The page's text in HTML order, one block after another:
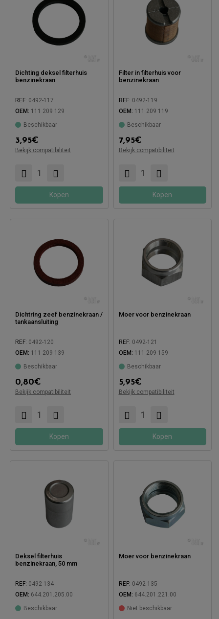
Dichting deksel filterhuis
benzinekraan
REF: 0492-117
OEM: 111 209 129
Beschikbaar
3,95€
Bekijk compatibiliteit
Compatibel met:
Kopen
Filter in filterhuis voor
benzinekraan
REF: 0492-119
OEM: 111 209 119
Beschikbaar
7,95€
Bekijk compatibiliteit
Compatibel met:
Kopen
Dichtring zeef benzinekraan /
tankaansluiting
REF: 0492-120
OEM: 111 209 139
Beschikbaar
0,80€
Bekijk compatibiliteit
Compatibel met:
Kopen
Moer voor benzinekraan
REF: 0492-121
OEM: 111 209 159
Beschikbaar
5,95€
Bekijk compatibiliteit
Compatibel met:
Kopen
Deksel filterhuis
benzinekraan, 50 mm
REF: 0492-134
OEM: 644.201.205.00
Beschikbaar
Moer voor benzinekraan
REF: 0492-135
OEM: 644.201.221.00
Niet beschikbaar